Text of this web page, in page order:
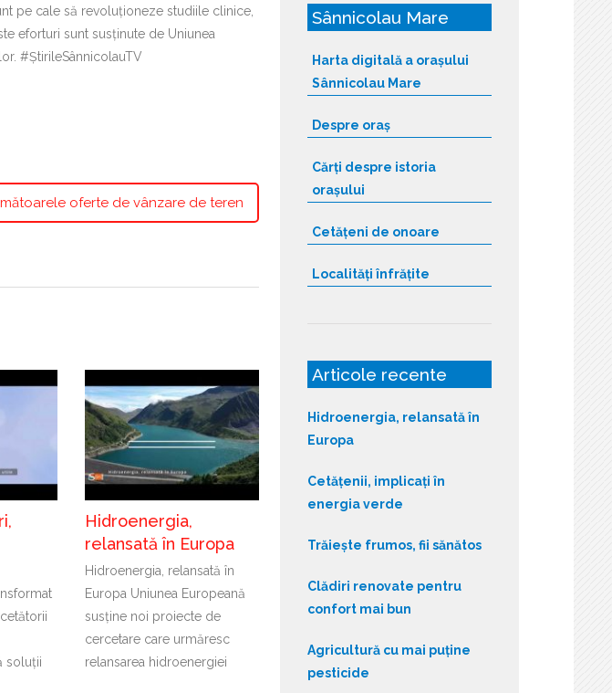
pe cale să revoluționeze studiile clinice,
eforturi sunt susținute de Uniunea
#ȘtirileSânnicolauTV
oferte de vânzare de teren
soluții
Hidroenergia,
relansată în Europa
Hidroenergia, relansată în
Europa Uniunea Europeană
susține noi proiecte de
cercetare care urmăresc
relansarea hidroenergiei
Sânnicolau Mare
Harta digitală a orașului
Sânnicolau Mare
Despre oraș
Cărți despre istoria
orașului
Cetățeni de onoare
Localități înfrățite
Articole recente
Hidroenergia, relansată în
Europa
Cetățenii, implicați în
energia verde
Trăiește frumos, fii sănătos
Clădiri renovate pentru
confort mai bun
Agricultură cu mai puține
pesticide